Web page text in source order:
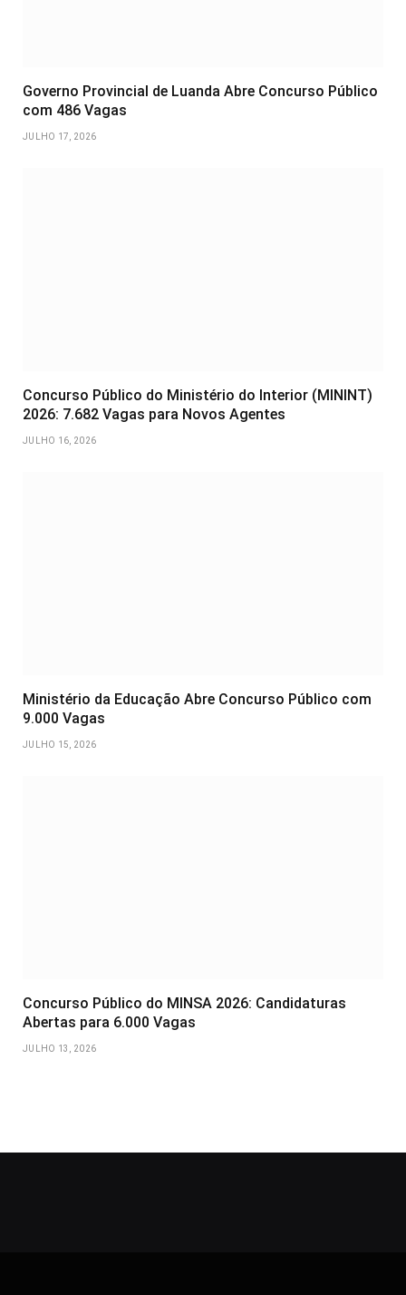
Governo Provincial de Luanda Abre Concurso Público
com 486 Vagas
JULHO 17, 2026
Concurso Público do Ministério do Interior (MININT)
2026: 7.682 Vagas para Novos Agentes
JULHO 16, 2026
Ministério da Educação Abre Concurso Público com
9.000 Vagas
JULHO 15, 2026
Concurso Público do MINSA 2026: Candidaturas
Abertas para 6.000 Vagas
JULHO 13, 2026